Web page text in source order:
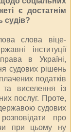
є достатнім
судів?
слова віце-
інституції
в Україні,
судових рішень
податків
та виселення із
послуг. Проте,
судових
про
при цьому ну